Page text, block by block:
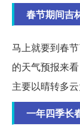
春节期间吉
马上就要到春
的天气预报来
主要以晴转多云
一年四季长